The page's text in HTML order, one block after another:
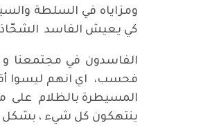
ومزاياه في السلطة
كي يعيش الفاسد
الفاسدون في مجتمعنا
فحسب، اي انهم ليسوا
المسيطرة بالظلام على
ينتهكون كل شيء ، بشكل